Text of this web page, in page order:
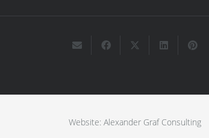
Website: Alexander Graf Consulting